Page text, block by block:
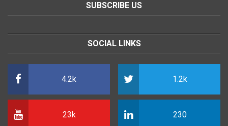
SUBSCRIBE US
SOCIAL LINKS
4.2k 1.2k
23k 230